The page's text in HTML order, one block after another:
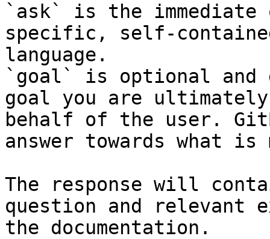
`ask` is the
specific, self-
language.
`goal` is optional and
goal you are
behalf of the user.
answer towards what
The response will
question and relevant
the documentation.